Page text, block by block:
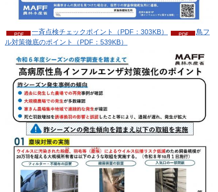
一斉点検チェックポイント（PDF：303KB）
鳥フ
ル対策徹底のポイント（PDF：539KB）